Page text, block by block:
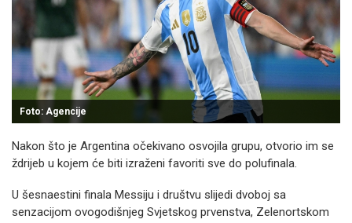
Foto: Agencije
Nakon što je Argentina očekivano osvojila grupu, otvorio im se
ždrijeb u kojem će biti izraženi favoriti sve do polufinala.
U šesnaestini finala Messiju i društvu slijedi dvoboj sa
senzacijom ovogodišnjeg Svjetskog prvenstva, Zelenortskom